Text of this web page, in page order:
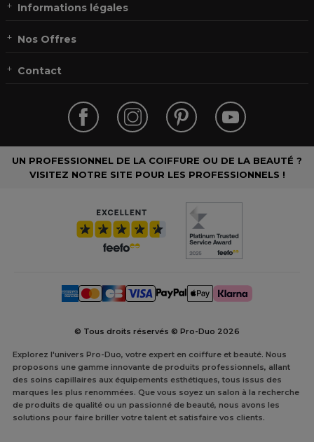
Informations légales
Nos Offres
Contact
UN PROFESSIONNEL DE LA COIFFURE OU DE LA BEAUTÉ ?
VISITEZ NOTRE SITE POUR LES PROFESSIONNELS !
© Tous droits réservés © Pro-Duo 2026
Explorez l'univers Pro-Duo, votre expert en coiffure et beauté. Nous
proposons une gamme innovante de produits professionnels, allant
des soins capillaires aux équipements esthétiques, tous issus des
marques les plus renommées. Que vous soyez un salon à la recherche
de produits de qualité ou un passionné de beauté, nous avons les
solutions pour faire briller votre talent et satisfaire vos clients.